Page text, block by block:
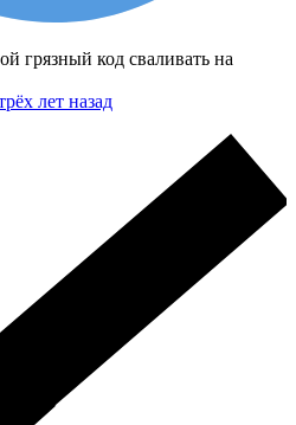
грязный код сваливать на
лет назад